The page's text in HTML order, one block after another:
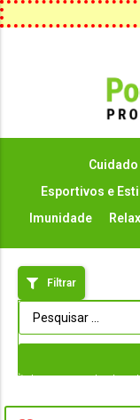
Esportivos e
Imunidade
Filtrar